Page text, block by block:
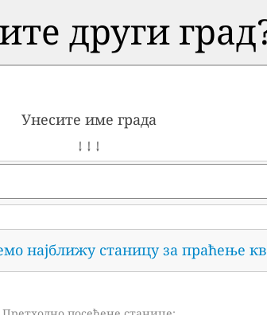
други
Унесите име града
↓ ↓ ↓
најближу станицу за праћење